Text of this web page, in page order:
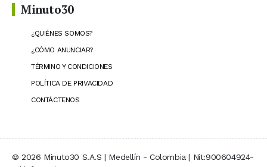
Minuto30
¿QUIÉNES SOMOS?
¿CÓMO ANUNCIAR?
TÉRMINO Y CONDICIONES
POLÍTICA DE PRIVACIDAD
CONTÁCTENOS
© 2026 Minuto30 S.A.S | Medellín - Colombia | Nit:900604924-